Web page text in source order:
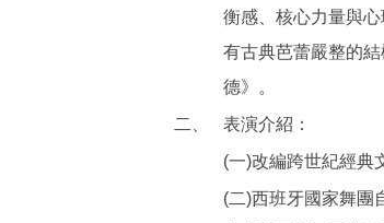
衡感、核心力量與
有古典芭蕾嚴整的
德》。
二、
表演介紹：
(一)改編跨世紀經典
(二)西班牙國家舞團